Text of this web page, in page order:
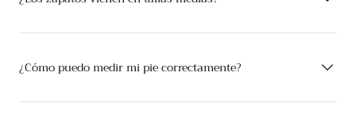
¿Cómo puedo medir mi pie correctamente?